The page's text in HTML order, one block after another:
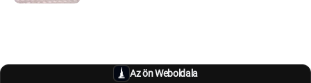
Az ön Weboldala